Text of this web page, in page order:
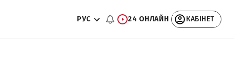
РУС 24 ОНЛАЙН КАБІНЕТ